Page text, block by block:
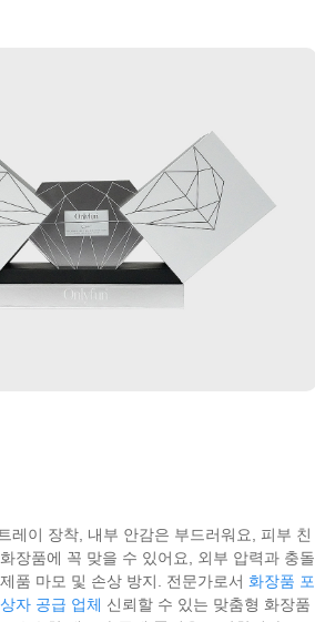
레이 장착, 내부 안감은 부드러워요, 피부 친
장품에 꼭 맞을 수 있어요, 외부 압력과 충돌
품 마모 및 손상 방지. 전문가로서화장품 포
자 공급 업체 신뢰할 수 있는 맞춤형 화장품